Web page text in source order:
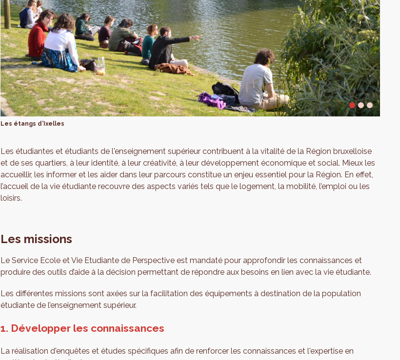
Les étangs d’Ixelles
Les étudiantes et étudiants de l'enseignement supérieur contribuent à la vitalité de la Région bruxelloise
et de ses quartiers, à leur identité, à leur créativité, à leur développement économique et social. Mieux les
accueillir, les informer et les aider dans leur parcours constitue un enjeu essentiel pour la Région. En effet,
l’accueil de la vie étudiante recouvre des aspects variés tels que le logement, la mobilité, l’emploi ou les
loisirs.
Les missions
Le Service Ecole et Vie Etudiante de Perspective est mandaté pour approfondir les connaissances et
produire des outils d’aide à la décision permettant de répondre aux besoins en lien avec la vie étudiante.
Les différentes missions sont axées sur la facilitation des équipements à destination de la population
étudiante de l’enseignement supérieur.
1. Développer les connaissances
La réalisation d'enquêtes et études spécifiques afin de renforcer les connaissances et l'expertise en